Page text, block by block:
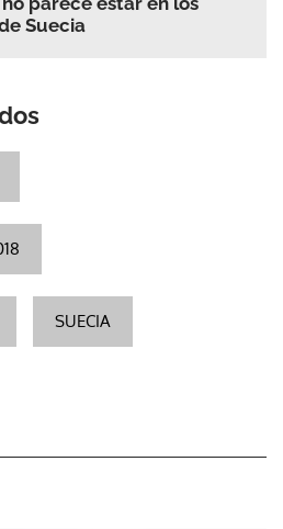
Suecia
SUECIA